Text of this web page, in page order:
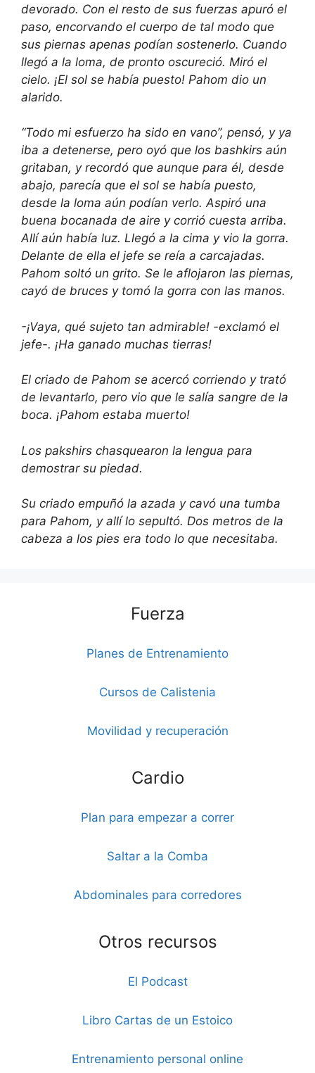
devorado. Con el resto de sus fuerzas apuró el
paso, encorvando el cuerpo de tal modo que
sus piernas apenas podían sostenerlo. Cuando
llegó a la loma, de pronto oscureció. Miró el
cielo. ¡El sol se había puesto! Pahom dio un
alarido.
“Todo mi esfuerzo ha sido en vano”, pensó, y ya
iba a detenerse, pero oyó que los bashkirs aún
gritaban, y recordó que aunque para él, desde
abajo, parecía que el sol se había puesto,
desde la loma aún podían verlo. Aspiró una
buena bocanada de aire y corrió cuesta arriba.
Allí aún había luz. Llegó a la cima y vio la gorra.
Delante de ella el jefe se reía a carcajadas.
Pahom soltó un grito. Se le aflojaron las piernas,
cayó de bruces y tomó la gorra con las manos.
-¡Vaya, qué sujeto tan admirable! -exclamó el
jefe-. ¡Ha ganado muchas tierras!
El criado de Pahom se acercó corriendo y trató
de levantarlo, pero vio que le salía sangre de la
boca. ¡Pahom estaba muerto!
Los pakshirs chasquearon la lengua para
demostrar su piedad.
Su criado empuñó la azada y cavó una tumba
para Pahom, y allí lo sepultó. Dos metros de la
cabeza a los pies era todo lo que necesitaba.
Fuerza
Planes de Entrenamiento
Cursos de Calistenia
Movilidad y recuperación
Cardio
Plan para empezar a correr
Saltar a la Comba
Abdominales para corredores
Otros recursos
El Podcast
Libro Cartas de un Estoico
Entrenamiento personal online